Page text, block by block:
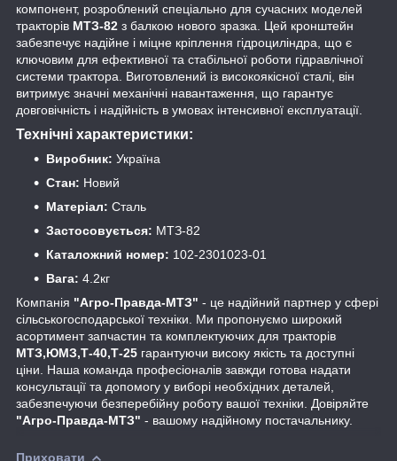
компонент, розроблений спеціально для сучасних моделей
тракторів МТЗ-82 з балкою нового зразка. Цей кронштейн
забезпечує надійне і міцне кріплення гідроциліндра, що є
ключовим для ефективної та стабільної роботи гідравлічної
системи трактора. Виготовлений із високоякісної сталі, він
витримує значні механічні навантаження, що гарантує
довговічність і надійність в умовах інтенсивної експлуатації.
Технічні характеристики:
Виробник: Україна
Стан: Новий
Матеріал: Сталь
Застосовується: МТЗ-82
Каталожний номер: 102-2301023-01
Вага: 4.2кг
Компанія "Агро-Правда-МТЗ" - це надійний партнер у сфері
сільськогосподарської техніки. Ми пропонуємо широкий
асортимент запчастин та комплектуючих для тракторів
МТЗ,ЮМЗ,Т-40,Т-25 гарантуючи високу якість та доступні
ціни. Наша команда професіоналів завжди готова надати
консультації та допомогу у виборі необхідних деталей,
забезпечуючи безперебійну роботу вашої техніки. Довіряйте
"Агро-Правда-МТЗ" - вашому надійному постачальнику.
Приховати